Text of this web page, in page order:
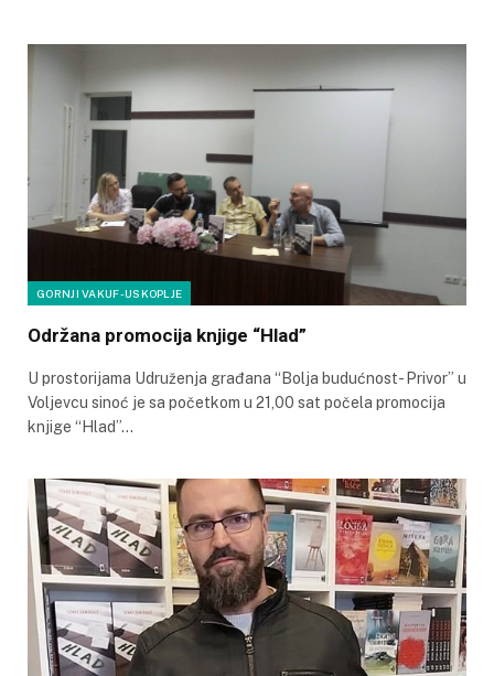
GORNJI VAKUF-USKOPLJE
Održana promocija knjige “Hlad”
U prostorijama Udruženja građana “Bolja budućnost- Privor” u
Voljevcu sinoć je sa početkom u 21,00 sat počela promocija
knjige “Hlad”…